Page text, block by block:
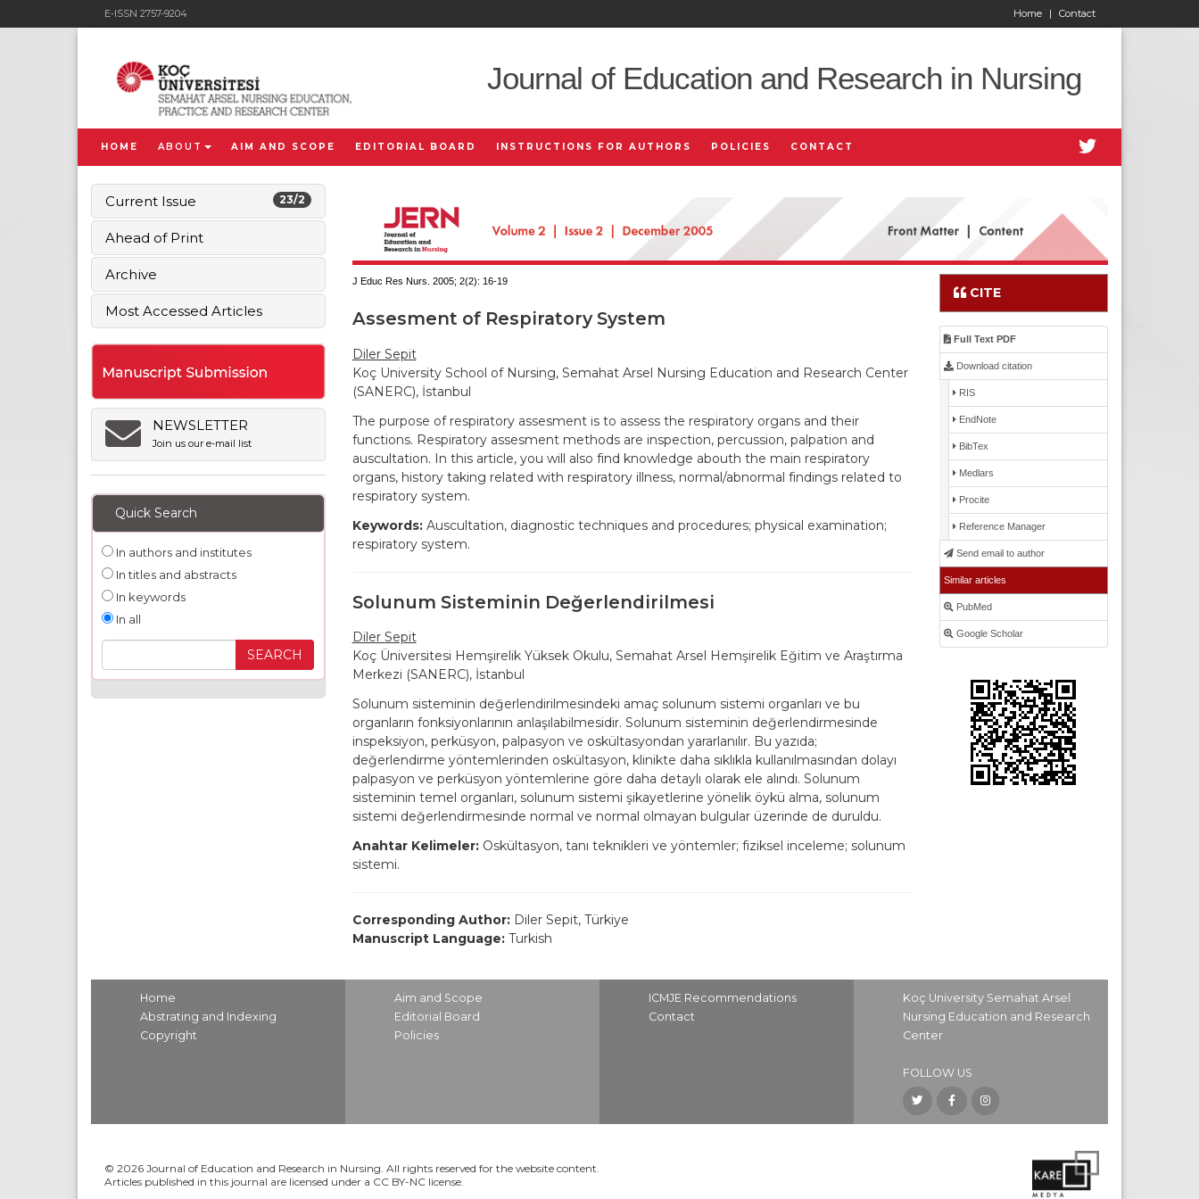
E-ISSN 2757-9204 Contact
Home |
Journal of Education and Research in Nursing
HOME ABOUT AIM AND SCOPE EDITORIAL BOARD INSTRUCTIONS FOR AUTHORS POLICIES CONTACT
23/2
Current Issue
Ahead of Print
Archive
Most Accessed Articles
NEWSLETTER
Join us our e-mail list
Quick Search
In authors and institutes
In titles and abstracts
In keywords
In all
J Educ Res Nurs. 2005; 2(2): 16-19
Assesment of Respiratory System
Diler Sepit
Koç University School of Nursing, Semahat Arsel Nursing Education and Research Center
(SANERC), İstanbul
The purpose of respiratory assesment is to assess the respiratory organs and their
functions. Respiratory assesment methods are inspection, percussion, palpation and
auscultation. In this article, you will also find knowledge abouth the main respiratory
organs, history taking related with respiratory illness, normal/abnormal findings related to
respiratory system.
Keywords:Auscultation, diagnostic techniques and procedures; physical examination;
respiratory system.
Solunum Sisteminin Değerlendirilmesi
Diler Sepit
Koç Üniversitesi Hemşirelik Yüksek Okulu, Semahat Arsel Hemşirelik Eğitim ve Araştırma
Merkezi (SANERC), İstanbul
Solunum sisteminin değerlendirilmesindeki amaç solunum sistemi organları ve bu
organların fonksiyonlarının anlaşılabilmesidir. Solunum sisteminin değerlendirmesinde
inspeksiyon, perküsyon, palpasyon ve oskültasyondan yararlanılır. Bu yazıda;
değerlendirme yöntemlerinden oskültasyon, klinikte daha sıklıkla kullanılmasından dolayı
palpasyon ve perküsyon yöntemlerine göre daha detaylı olarak ele alındı. Solunum
sisteminin temel organları, solunum sistemi şikayetlerine yönelik öykü alma, solunum
sistemi değerlendirmesinde normal ve normal olmayan bulgular üzerinde de duruldu.
Anahtar Kelimeler:Oskültasyon, tanı teknikleri ve yöntemler; fiziksel inceleme; solunum
sistemi.
Corresponding Author: Diler Sepit, Türkiye
Manuscript Language: Turkish
CITE
Full Text PDF
Download citation
RIS
EndNote
BibTex
Medlars
Procite
Reference Manager
Send email to author
Similar articles
PubMed
Google Scholar
Home
Abstrating and Indexing
Copyright
Aim and Scope
Editorial Board
Policies
ICMJE Recommendations
Contact
Koç University Semahat Arsel
Nursing Education and Research
Center
FOLLOW US
© 2026 Journal of Education and Research in Nursing. All rights reserved for the website content.
Articles published in this journal are licensed under a CC BY-NC license.